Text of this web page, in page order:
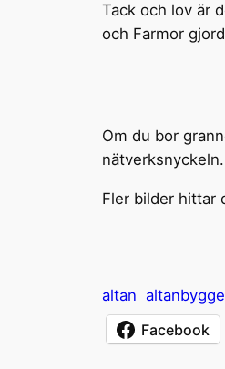
Tack och lov är
och Farmor
Om du bor
nätverksnyckeln.
Fler bilder hittar
altan altanbygge
Facebook